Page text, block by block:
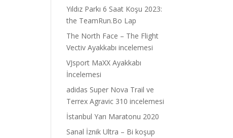
Yıldız Parkı 6 Saat Koşu 2023:
the TeamRun.Bo Lap
The North Face – The Flight
Vectiv Ayakkabı incelemesi
VJsport MaXX Ayakkabı
İncelemesi
adidas Super Nova Trail ve
Terrex Agravic 310 incelemesi
İstanbul Yarı Maratonu 2020
Sanal İznik Ultra – Bi koşup